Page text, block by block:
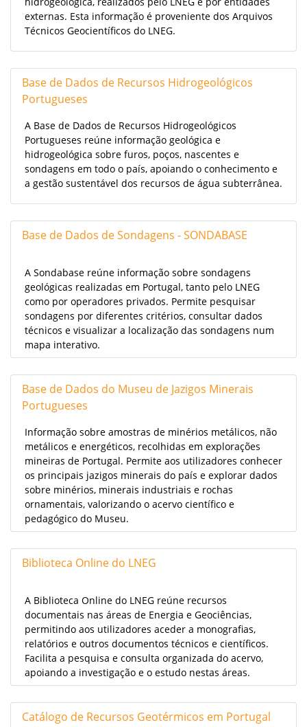
externas. Esta informação é proveniente dos Arquivos
Técnicos Geocientíficos do LNEG.
Base de Dados de Recursos Hidrogeológicos
Portugueses
A Base de Dados de Recursos Hidrogeológicos
Portugueses reúne informação geológica e
hidrogeológica sobre furos, poços, nascentes e
sondagens em todo o país, apoiando o conhecimento e
a gestão sustentável dos recursos de água subterrânea.
Base de Dados de Sondagens - SONDABASE
A Sondabase reúne informação sobre sondagens
geológicas realizadas em Portugal, tanto pelo LNEG
como por operadores privados. Permite pesquisar
sondagens por diferentes critérios, consultar dados
técnicos e visualizar a localização das sondagens num
mapa interativo.
Base de Dados do Museu de Jazigos Minerais
Portugueses
Informação sobre amostras de minérios metálicos, não
metálicos e energéticos, recolhidas em explorações
mineiras de Portugal. Permite aos utilizadores conhecer
os principais jazigos minerais do país e explorar dados
sobre minérios, minerais industriais e rochas
ornamentais, valorizando o acervo científico e
pedagógico do Museu.
Biblioteca Online do LNEG
A Biblioteca Online do LNEG reúne recursos
documentais nas áreas de Energia e Geociências,
permitindo aos utilizadores aceder a monografias,
relatórios e outros documentos técnicos e científicos.
Facilita a pesquisa e consulta organizada do acervo,
apoiando a investigação e o estudo nestas áreas.
Catálogo de Recursos Geotérmicos em Portugal